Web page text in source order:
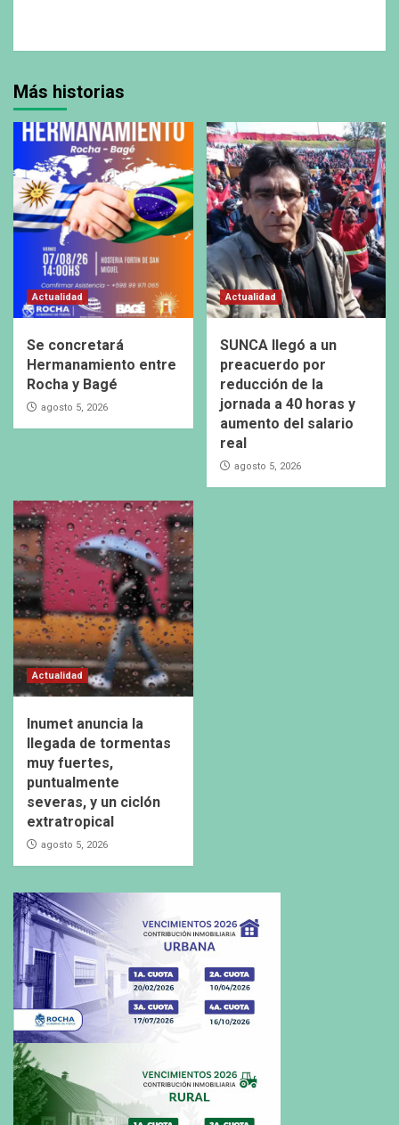
Más historias
Actualidad
Se concretará
Hermanamiento entre
Rocha y Bagé
agosto 5, 2026
Actualidad
SUNCA llegó a un
preacuerdo por
reducción de la
jornada a 40 horas y
aumento del salario
real
agosto 5, 2026
Actualidad
Inumet anuncia la
llegada de tormentas
muy fuertes,
puntualmente
severas, y un ciclón
extratropical
agosto 5, 2026